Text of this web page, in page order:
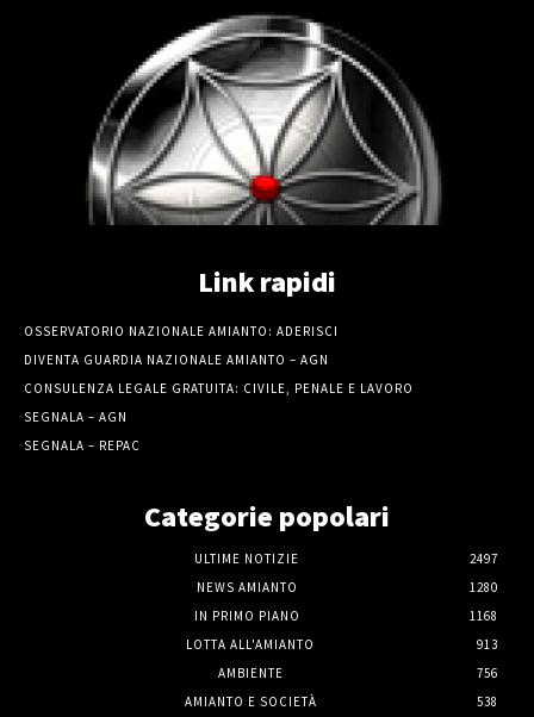
Link rapidi
OSSERVATORIO NAZIONALE AMIANTO: ADERISCI
DIVENTA GUARDIA NAZIONALE AMIANTO – AGN
CONSULENZA LEGALE GRATUITA: CIVILE, PENALE E LAVORO
SEGNALA – AGN
SEGNALA – REPAC
Categorie popolari
ULTIME NOTIZIE
2497
NEWS AMIANTO
1280
IN PRIMO PIANO
1168
LOTTA ALL'AMIANTO
913
AMBIENTE
756
AMIANTO E SOCIETÀ
538